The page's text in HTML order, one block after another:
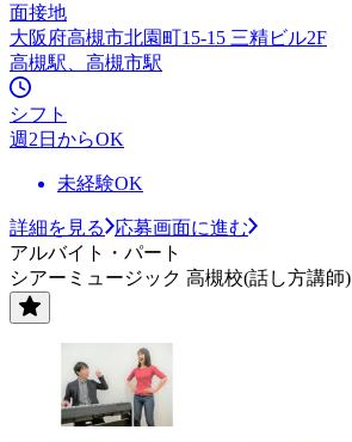
面接地
大阪府高槻市北園町15-15 三精ビル2F
高槻駅、高槻市駅
シフト
週2日からOK
未経験OK
詳細を見る
応募画面に進む
アルバイト・パート
シアーミュージック 高槻校(話し方講師)